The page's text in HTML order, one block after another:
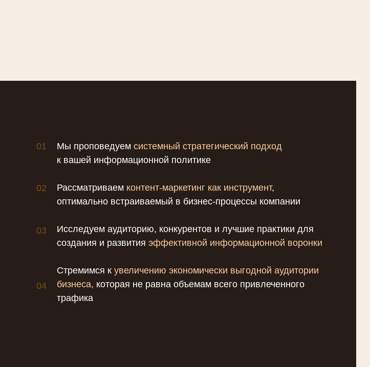
Мы проповедуем системный стратегический подход
к вашей информационной политике
Рассматриваем контент-маркетинг как инструмент,
оптимально встраиваемый в бизнес-процессы компании
Исследуем аудиторию, конкурентов и лучшие практики для
создания и развития эффективной информационной воронки
Стремимся к увеличению экономически выгодной аудитории
бизнеса, которая не равна объемам всего привлеченного
трафика
01
02
03
04